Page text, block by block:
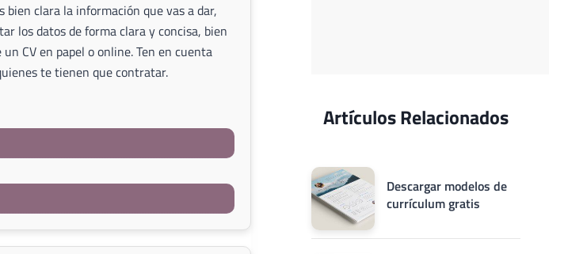
bien clara la información que vas a dar,
los datos de forma clara y concisa, bien
un CV en papel o online. Ten en cuenta
te tienen que contratar.
Artículos Relacionados
Descargar modelos de
currículum gratis